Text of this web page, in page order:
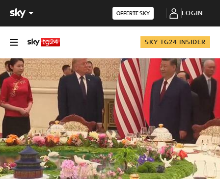
OFFERTE SKY LOGIN
SKY TG24 INSIDER